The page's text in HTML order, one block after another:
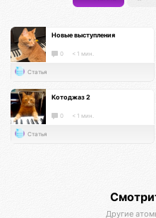
Новые выступления
0 < 1 мин.
Статья
Котоджаз 2
0 < 1 мин.
Статья
Другие